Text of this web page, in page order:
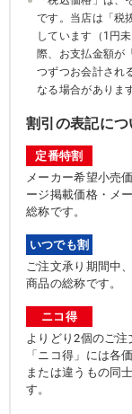
です。当店は「税
しています（1円
際、お支払金額が
つずつお会計され
なる場合がありま
割引の表記につ
定番特割
メーカー希望小売
ージ掲載価格・メ
総称です。
いつでも割
ご注文承り期間中
商品の総称です。
ニコ得
よりどり2個のご注
「ニコ得」には各
または違うもの同
す。